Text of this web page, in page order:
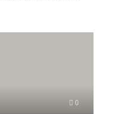
0